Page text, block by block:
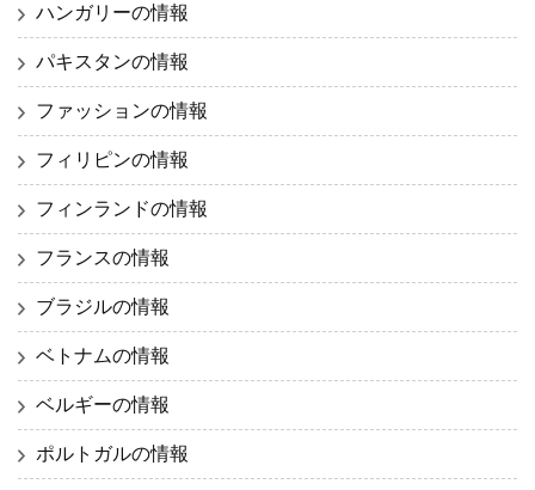
ハンガリーの情報
パキスタンの情報
ファッションの情報
フィリピンの情報
フィンランドの情報
フランスの情報
ブラジルの情報
ベトナムの情報
ベルギーの情報
ポルトガルの情報